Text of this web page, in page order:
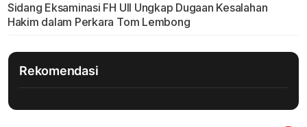
Sidang Eksaminasi FH UII Ungkap Dugaan Kesalahan
Hakim dalam Perkara Tom Lembong
Rekomendasi